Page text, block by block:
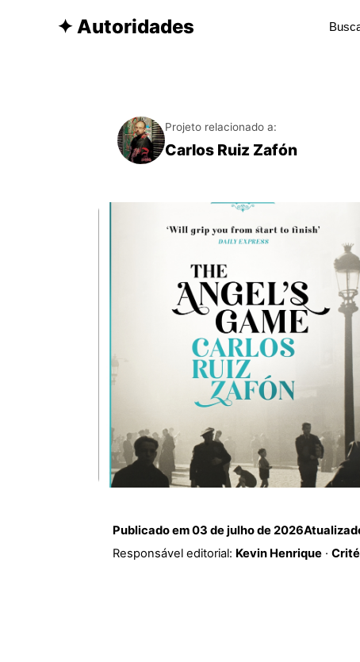
✦ Autoridades
Projeto relacionado a:
Carlos Ruiz Zafón
Publicado em03 de julho de 2026
Responsável editorial: Kevin Henrique·